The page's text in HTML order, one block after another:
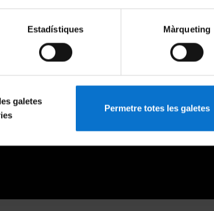
Estadístiques Màrqueting
galetes
Permetre totes les galetes